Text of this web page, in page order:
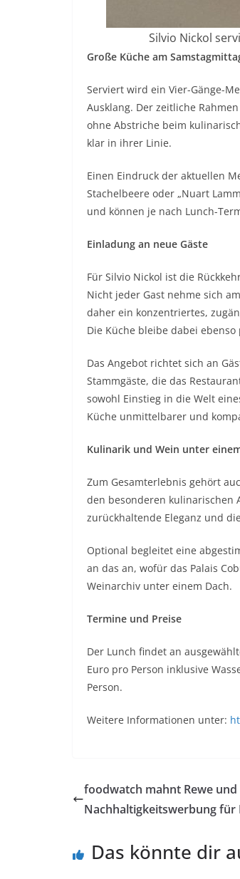
Silvio Nickol
Große Küche am
Serviert wird ein Vier-Gänge-
Ausklang. Der zeitliche
ohne Abstriche beim
klar in ihrer Linie.
Einen Eindruck der aktuellen
Stachelbeere oder „Nuart
und können je nach Lunch-
Einladung an neue Gäste
Für Silvio Nickol ist die
Nicht jeder Gast nehme sich
daher ein konzentriertes,
Die Küche bleibe dabei
Das Angebot richtet sich an
Stammgäste, die das
sowohl Einstieg in die Welt
Küche unmittelbarer und
Kulinarik und Wein unter
Zum Gesamterlebnis gehört
den besonderen kulinarischen
zurückhaltende Eleganz und
Optional begleitet eine
an das an, wofür das Palais
Weinarchiv unter einem Dach.
Termine und Preise
Der Lunch findet an
Euro pro Person inklusive
Person.
Weitere Informationen unter:
foodwatch mahnt Rewe und
Nachhaltigkeitswerbung für
Das könnte dir